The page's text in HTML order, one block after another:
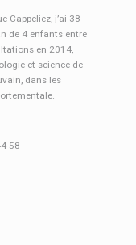
Cappeliez, j’ai 38
de 4 enfants entre
en 2014,
et science de
dans les
58